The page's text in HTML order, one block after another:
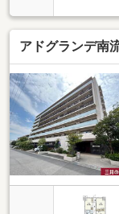
きのため
ゆとりあ
小学校・
圏内！周
境＝＝
＝＝＝◇
せていた
気軽にご
＝＝＝＝
アドグランデ南